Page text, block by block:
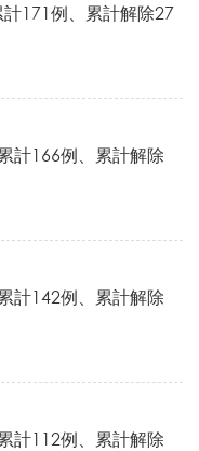
計171例、累計解除27
計166例、累計解除
計142例、累計解除
計112例、累計解除